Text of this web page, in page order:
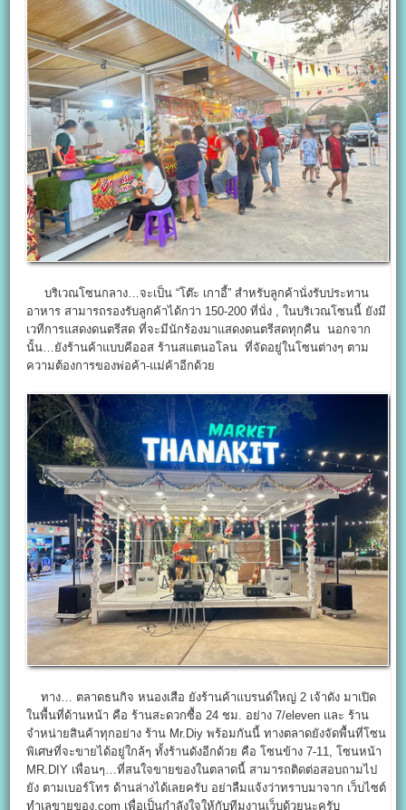
บริเวณโซนกลาง…จะเป็น “โต๊ะ เกาอี้” สำหรับลูกค้านั่งรับประทาน
อาหาร สามารถรองรับลูกค้าได้กว่า 150-200 ที่นั่ง , ในบริเวณโซนนี้ ยังมี
เวทีการแสดงดนตรีสด ที่จะมีนักร้องมาแสดงดนตรีสดทุกคืน นอกจาก
นั้น…ยังร้านค้าแบบคีออส ร้านสแตนอโลน ที่จัดอยู่ในโซนต่างๆ ตาม
ความต้องการของพ่อค้า-แม่ค้าอีกด้วย
ทาง… ตลาดธนกิจ หนองเสือ ยังร้านค้าแบรนด์ใหญ่ 2 เจ้าดัง มาเปิด
ในพื้นที่ด้านหน้า คือ ร้านสะดวกซื้อ 24 ชม. อย่าง 7/eleven และ ร้าน
จำหน่ายสินค้าทุกอย่าง ร้าน Mr.Diy พร้อมกันนี้ ทางตลาดยังจัดพื้นที่โซน
พิเศษที่จะขายได้อยู่ใกล้ๆ ทั้งร้านดังอีกด้วย คือ โซนข้าง 7-11, โซนหน้า
MR.DIY เพื่อนๆ…ที่สนใจขายของในตลาดนี้ สามารถติดต่อสอบถามไป
ยัง ตามเบอร์โทร ด้านล่างได้เลยครับ อย่าลืมแจ้งว่าทราบมาจาก เว็บไซต์
ทำเลขายของ.com เพื่อเป็นกำลังใจให้กับทีมงานเว็บด้วยนะครับ